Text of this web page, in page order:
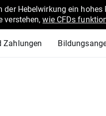
Hebelwirkung ein hohes
verstehen,wie CFDs
Zahlungen